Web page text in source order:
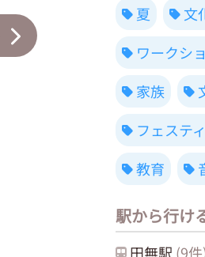
夏 文
ワークシ
家族
フェステ
教育
駅から行け
田無駅 (9